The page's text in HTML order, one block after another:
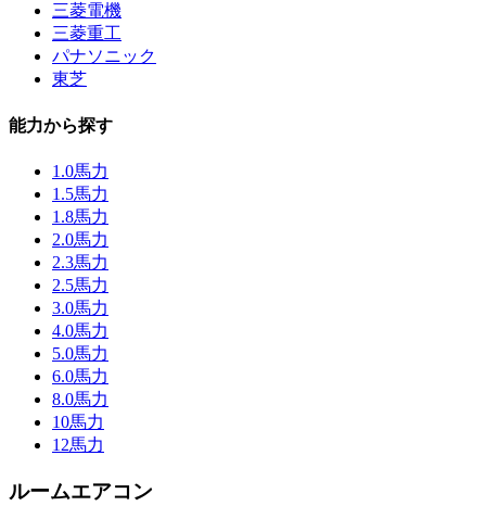
三菱電機
三菱重工
パナソニック
東芝
能力から探す
1.0馬力
1.5馬力
1.8馬力
2.0馬力
2.3馬力
2.5馬力
3.0馬力
4.0馬力
5.0馬力
6.0馬力
8.0馬力
10馬力
12馬力
ルームエアコン